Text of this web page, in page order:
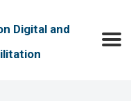
Digital and